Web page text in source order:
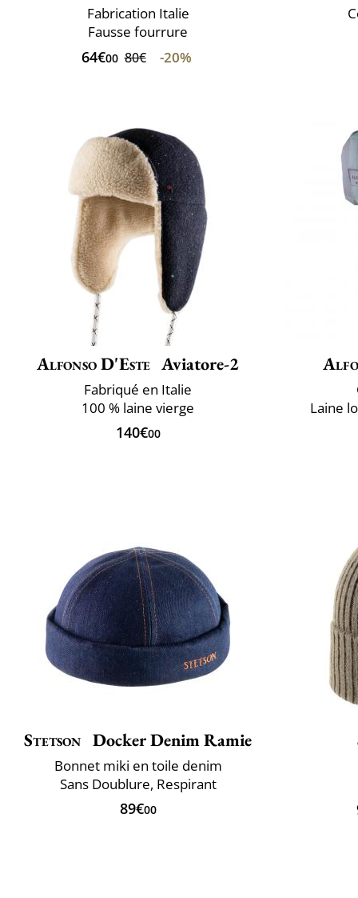
Fabrication Italie
Fausse fourrure
64€00 80€ -20%
Alfonso D'Este Aviatore-2
Fabriqué en Italie
100 % laine vierge
140€00
Laine
Stetson Docker Denim Ramie
Bonnet miki en toile denim
Sans Doublure, Respirant
89€00